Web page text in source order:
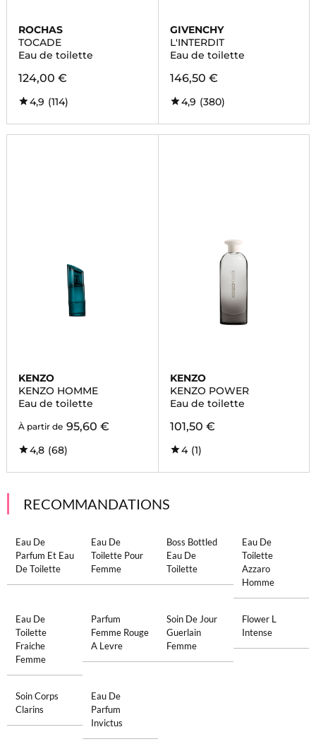
ROCHAS
TOCADE
Eau de toilette
124,00 €
4,9 (114)
GIVENCHY
L'INTERDIT
Eau de toilette
146,50 €
4,9 (380)
KENZO
KENZO HOMME
Eau de toilette
À partir de 95,60 €
4,8 (68)
KENZO
KENZO POWER
Eau de toilette
101,50 €
4 (1)
RECOMMANDATIONS
Eau De
Parfum Et Eau
De Toilette
Eau De
Toilette Pour
Femme
Boss Bottled
Eau De
Toilette
Eau De
Toilette
Azzaro
Homme
Eau De
Toilette
Fraiche
Femme
Parfum
Femme Rouge
A Levre
Soin De Jour
Guerlain
Femme
Flower L
Intense
Soin Corps
Clarins
Eau De
Parfum
Invictus